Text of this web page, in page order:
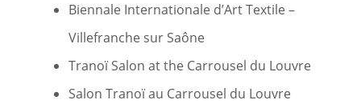
Biennale Internationale d’Art Textile –
Villefranche sur Saône
Tranoï Salon at the Carrousel du Louvre
Salon Tranoï au Carrousel du Louvre